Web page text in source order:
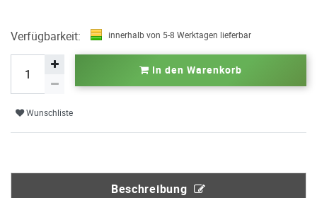
Verfügbarkeit: innerhalb von 5-8 Werktagen lieferbar
In den Warenkorb
Wunschliste
Beschreibung